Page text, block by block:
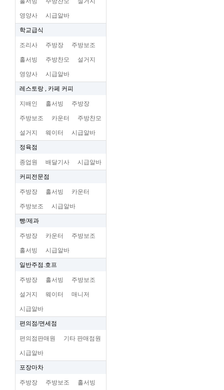
영양사 시급알바
학교급식
조리사 주방장 주방보조
홀서빙 주방찬모 설거지
영양사 시급알바
레스토랑 , 카페 커피
지배인 홀서빙 주방장
주방보조 카운터 주방찬모
설거지 웨이터 시급알바
정육점
종업원 배달기사 시급알바
커피전문점
주방장 홀서빙 카운터
주방보조 시급알바
빵/제과
주방장 카운터 주방보조
홀서빙 시급알바
일반주점.호프
주방장 홀서빙 주방보조
설거지 웨이터 매니저
시급알바
편의점/면세점
편의점판매원 기타 판매점원
시급알바
포장마차
주방장 주방보조 홀서빙